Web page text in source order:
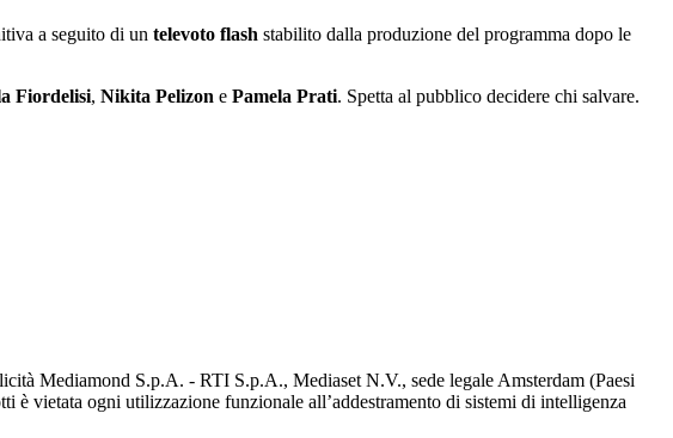
a seguito di un televoto flash stabilito dalla produzione del programma dopo le
Fiordelisi, Nikita Pelizon e Pamela Prati. Spetta al pubblico decidere chi salvare.
Mediamond S.p.A. - RTI S.p.A., Mediaset N.V., sede legale Amsterdam (Paesi
è vietata ogni utilizzazione funzionale all’addestramento di sistemi di intelligenza